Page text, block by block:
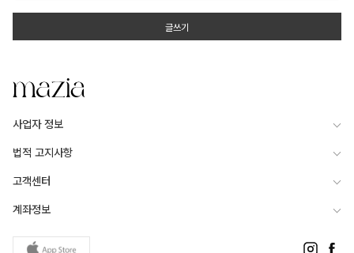
글쓰기
사업자 정보
법적 고지사항
고객센터
계좌정보